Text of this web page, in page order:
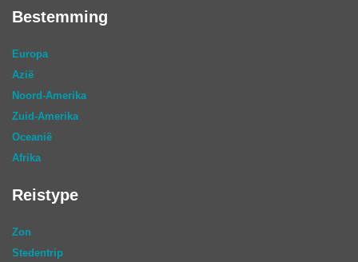
Bestemming
Europa
Azië
Noord-Amerika
Zuid-Amerika
Oceanië
Afrika
Reistype
Zon
Stedentrip